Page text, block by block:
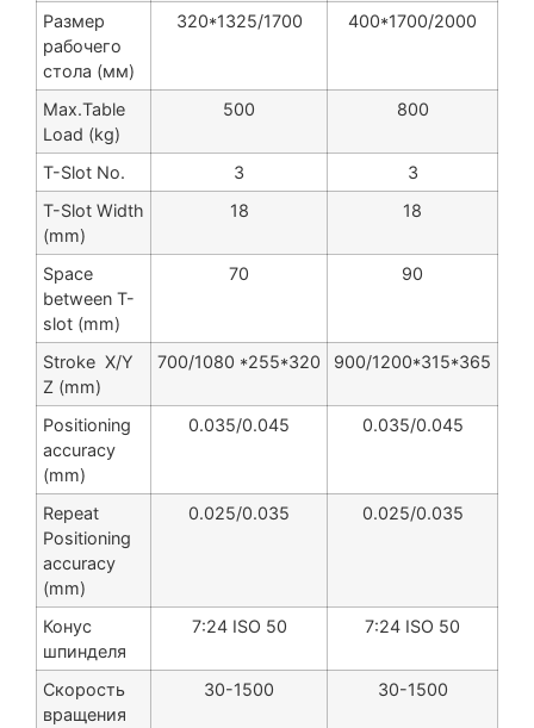
Размер
рабочего
стола (мм)
320*1325/1700 400*1700/2000
Max.Table
Load (kg)
500 800
T-Slot No. 3
3
T-Slot Width
(mm)
18 18
Space
between T-
slot (mm)
70 90
Stroke X/Y
Z (mm)
700/1080 *255*320 900/1200*315*365
Positioning
accuracy
(mm)
0.035/0.045 0.035/0.045
Repeat
Positioning
accuracy
(mm)
0.025/0.035 0.025/0.035
Конус
шпинделя
7:24 ISO 50 7:24 ISO 50
Скорость
вращения
30-1500 30-1500